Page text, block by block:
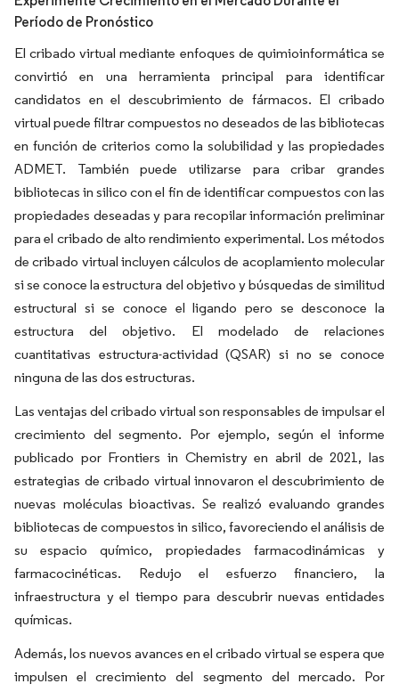
Período de Pronóstico
El cribado virtual mediante enfoques de quimioinformática se
convirtió en una herramienta principal para identificar
candidatos en el descubrimiento de fármacos. El cribado
virtual puede filtrar compuestos no deseados de las bibliotecas
en función de criterios como la solubilidad y las propiedades
ADMET. También puede utilizarse para cribar grandes
bibliotecas in silico con el fin de identificar compuestos con las
propiedades deseadas y para recopilar información preliminar
para el cribado de alto rendimiento experimental. Los métodos
de cribado virtual incluyen cálculos de acoplamiento molecular
si se conoce la estructura del objetivo y búsquedas de similitud
estructural si se conoce el ligando pero se desconoce la
estructura del objetivo. El modelado de relaciones
cuantitativas estructura-actividad (QSAR) si no se conoce
ninguna de las dos estructuras.
Las ventajas del cribado virtual son responsables de impulsar el
crecimiento del segmento. Por ejemplo, según el informe
publicado por Frontiers in Chemistry en abril de 2021, las
estrategias de cribado virtual innovaron el descubrimiento de
nuevas moléculas bioactivas. Se realizó evaluando grandes
bibliotecas de compuestos in silico, favoreciendo el análisis de
su espacio químico, propiedades farmacodinámicas y
farmacocinéticas. Redujo el esfuerzo financiero, la
infraestructura y el tiempo para descubrir nuevas entidades
químicas.
Además, los nuevos avances en el cribado virtual se espera que
impulsen el crecimiento del segmento del mercado. Por